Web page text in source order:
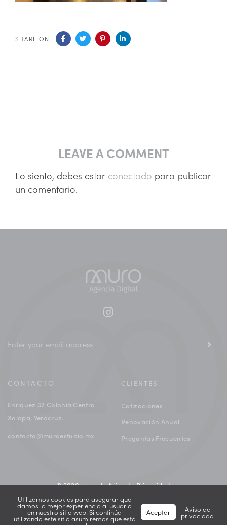
SHARE ON
LEAVE A COMMENT
Lo siento, debes estar conectado para publicar
un comentario.
CONTACTO
Enriquez 32 Colonia Centro
Xalapa, Veracruz.
contacto@muroestudio.mx
CLIENTES
Cotizaciones
Renovación Anual
Preguntas Frecuentes
© 2020 muro |Aviso de Privacidad
Utilizamos cookies para asegurar que
damos la mejor experiencia al usuario
en nuestro sitio web. Si continúa
utilizando este sitio asumiremos que está
Aceptar Aviso de
privacidad